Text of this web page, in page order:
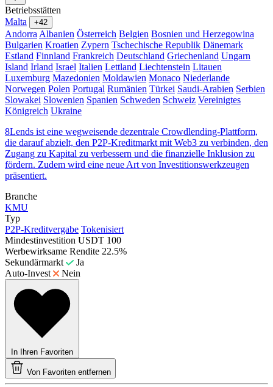
Betriebsstätten
Malta
+42
Andorra Albanien Österreich Belgien Bosnien und Herzegowina
Bulgarien Kroatien Zypern Tschechische Republik Dänemark
Estland Finnland Frankreich Deutschland Griechenland Ungarn
Island Irland Israel Italien Lettland Liechtenstein Litauen
Luxemburg Mazedonien Moldawien Monaco Niederlande
Norwegen Polen Portugal Rumänien Türkei Saudi-Arabien Serbien
Slowakei Slowenien Spanien Schweden Schweiz Vereinigtes
Königreich Ukraine
8Lends ist eine wegweisende dezentrale Crowdlending-Plattform,
die darauf abzielt, den P2P-Kreditmarkt mit Web3 zu verbinden, den
Zugang zu Kapital zu verbessern und die finanzielle Inklusion zu
fördern. Zudem wird eine neue Art von Investitionswerkzeugen
präsentiert.
Branche
KMU
Typ
P2P-Kreditvergabe Tokenisiert
Mindestinvestition USDT 100
Werbewirksame Rendite 22.5%
Sekundärmarkt
Ja
Auto-Invest
Nein
In Ihren Favoriten
Von Favoriten entfernen